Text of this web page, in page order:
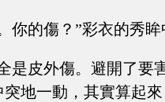
你的傷？”彩衣的秀
是皮外傷。避開了要
突地一動，其實算起